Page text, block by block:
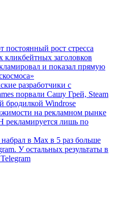
постоянный рост стресса
кликбейтных заголовков
и показал прямую
разработчики с
порвали Сашу Грей, Steam
бродилкой Windrose
на рекламном рынке
рекламируется лишь по
в Max в 5 раз больше
У остальных результаты в